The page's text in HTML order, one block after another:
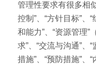
管理性要求有很多相
控制”、“方针目标”、
和能力”、“资源管理”
求”、“交流与沟通”、
措施”、“预防措施”、